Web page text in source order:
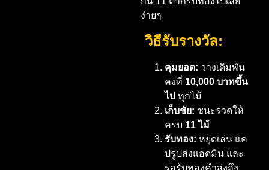
ง่ายๆ
วิธีรับรางวัล:
คุมยอด: วางเดิมพัน
คงที่ 10,000 บาทขึ้น
ไป ทุกไม้
เก็บชัย: ชนะรวดให้
ครบ 11 ไม้
รับทอง: หยุดเล่น แค
ปรูปส่งแอดมิน และ